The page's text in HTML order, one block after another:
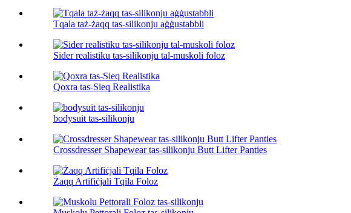
Tqala taż-żaqq tas-silikonju aġġustabbli
Sider realistiku tas-silikonju tal-muskoli foloz
Qoxra tas-Sieq Realistika
bodysuit tas-silikonju
Crossdresser Shapewear tas-silikonju Butt Lifter Panties
Żaqq Artifiċjali Tqila Foloz